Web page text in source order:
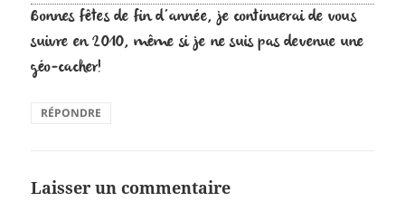
Bonnes fêtes de fin d’année, je continuerai de vous
suivre en 2010, même si je ne suis pas devenue une
géo-cacher!
RÉPONDRE
Laisser un commentaire